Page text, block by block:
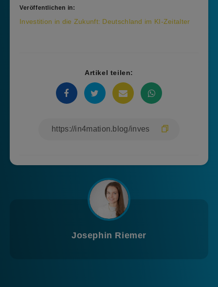
Veröffentlichen in:
Beitragsnavigation
Investition in die Zukunft: Deutschland im KI-Zeitalter
Artikel teilen:
Josephin Riemer